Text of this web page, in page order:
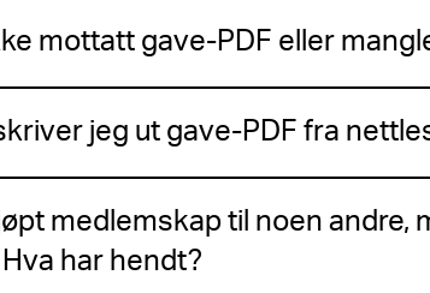
mottatt gave-PDF eller
jeg ut gave-PDF fra
medlemskap til noen andre,
har hendt?